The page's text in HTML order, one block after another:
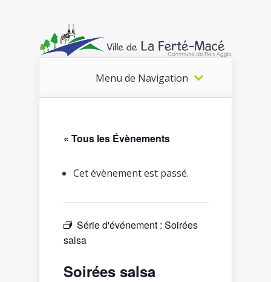
Menu de Navigation
« Tous les Évènements
Cet évènement est passé.
Série d'événement : Soirées
salsa
Soirées salsa